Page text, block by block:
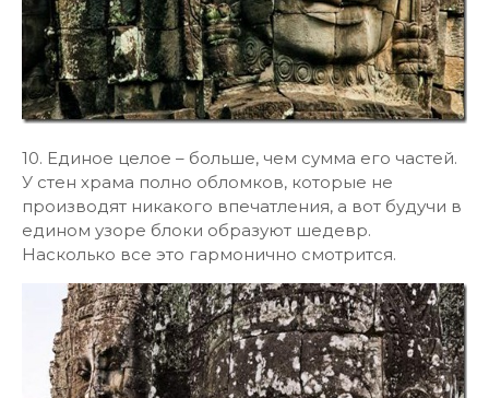
10. Единое целое – больше, чем сумма его частей.
У стен храма полно обломков, которые не
производят никакого впечатления, а вот будучи в
едином узоре блоки образуют шедевр.
Насколько все это гармонично смотрится.